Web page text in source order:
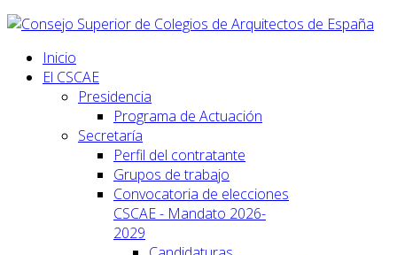
Inicio
El CSCAE
Presidencia
Programa de Actuación
Secretaría
Perfil del contratante
Grupos de trabajo
Convocatoria de elecciones
CSCAE - Mandato 2026-
2029